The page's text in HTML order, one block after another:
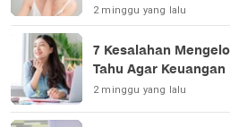
2 minggu yang lalu
7 Kesalahan
Tahu Agar
2 minggu yang lalu